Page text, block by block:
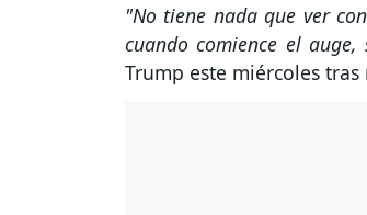
"No tiene nada que ver
cuando comience el auge,
Trump este miércoles